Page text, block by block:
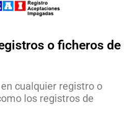
o ficheros de
cualquier registro o
los registros de